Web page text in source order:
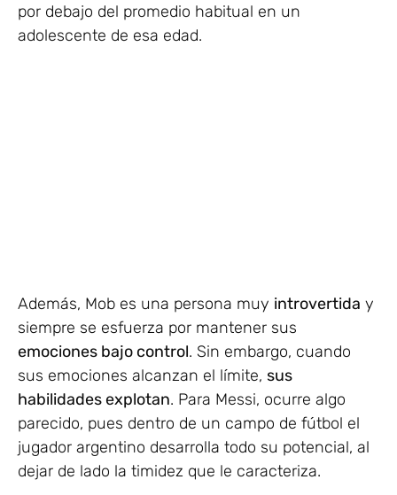
por debajo del promedio habitual en un
adolescente de esa edad.
Además, Mob es una persona muy introvertida y
siempre se esfuerza por mantener sus
emociones bajo control. Sin embargo, cuando
sus emociones alcanzan el límite, sus
habilidades explotan. Para Messi, ocurre algo
parecido, pues dentro de un campo de fútbol el
jugador argentino desarrolla todo su potencial, al
dejar de lado la timidez que le caracteriza.